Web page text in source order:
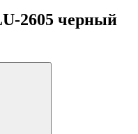
2605 черный